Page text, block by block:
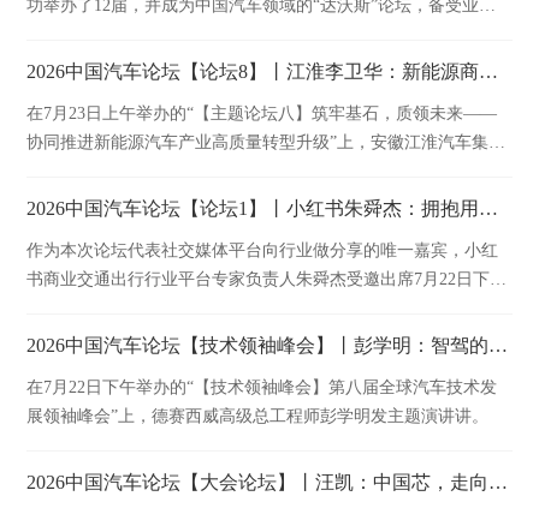
功举办了12届，并成为中国汽车领域的“达沃斯”论坛，备受业内
行业权威组织——中国汽车工业协会，将继续充分发挥桥梁和纽
流平台，继续助推我国汽车产业高质量发展，早日共圆汽车强国
梦！
2026中国汽车论坛【论坛8】丨江淮李卫华：新能源商用车产业链技术质量与安全管控实践
在7月23日上午举办的“【主题论坛八】筑牢基石，质领未来——
协同推进新能源汽车产业高质量转型升级”上，安徽江淮汽车集团
2026中国汽车论坛【论坛1】丨小红书朱舜杰：拥抱用户，建立长效经营阵地
作为本次论坛代表社交媒体平台向行业做分享的唯一嘉宾，小红
书商业交通出行行业平台专家负责人朱舜杰受邀出席7月22日下午
的精彩演讲。
2026中国汽车论坛【技术领袖峰会】丨彭学明：智驾的发展路径和思考
在7月22日下午举办的“【技术领袖峰会】第八届全球汽车技术发
展领袖峰会”上，德赛西威高级总工程师彭学明发主题演讲讲。
2026中国汽车论坛【大会论坛】丨汪凯：中国芯，走向端侧智能算力平台